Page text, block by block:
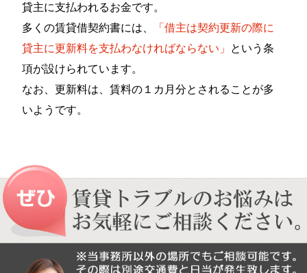
貸主に支払われるお金です。
多くの賃貸借契約書には、
「借主は契約更新の際に
貸主に更新料を支払わなければならない」 という条
項が設けられています。
なお、更新料は、賃料の１カ月分とされることが多
いようです。